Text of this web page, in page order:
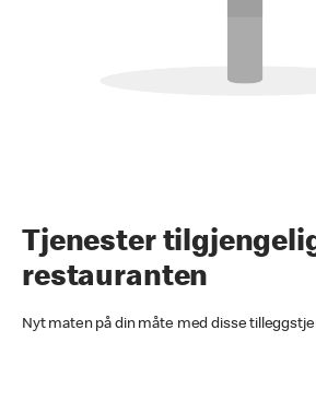
Tjenester
restauranten
Nyt maten på din måte med disse